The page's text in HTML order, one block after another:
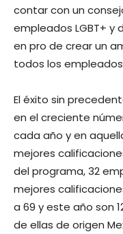
contar con un
empleados LGBT+ y
en pro de crear un
todos los
El éxito sin
en el creciente
cada año y en
mejores
del programa, 32
mejores
a 69 y este año son
de ellas de origen